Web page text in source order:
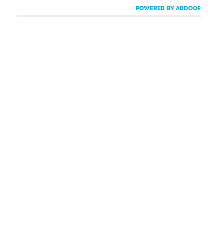
POWERED BY ADDOOR